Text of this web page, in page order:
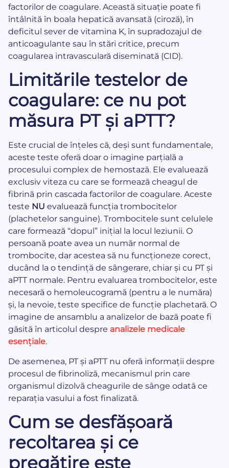
factorilor de coagulare. Această situație poate fi
întâlnită în boala hepatică avansată (ciroză), în
deficitul sever de vitamina K, în supradozajul de
anticoagulante sau în stări critice, precum
coagularea intravasculară diseminată (CID).
Limitările testelor de
coagulare: ce nu pot
măsura PT și aPTT?
Este crucial de înțeles că, deși sunt fundamentale,
aceste teste oferă doar o imagine parțială a
procesului complex de hemostază. Ele evaluează
exclusiv viteza cu care se formează cheagul de
fibrină prin cascada factorilor de coagulare. Aceste
teste NU evaluează funcția trombocitelor
(plachetelor sanguine). Trombocitele sunt celulele
care formează “dopul” inițial la locul leziunii. O
persoană poate avea un număr normal de
trombocite, dar acestea să nu funcționeze corect,
ducând la o tendință de sângerare, chiar și cu PT și
aPTT normale. Pentru evaluarea trombocitelor, este
necesară o hemoleucogramă (pentru a le număra)
și, la nevoie, teste specifice de funcție plachetară. O
imagine de ansamblu a analizelor de bază poate fi
găsită în articolul despre analizele medicale
esențiale.
De asemenea, PT și aPTT nu oferă informații despre
procesul de fibrinoliză, mecanismul prin care
organismul dizolvă cheagurile de sânge odată ce
reparația vasului a fost finalizată.
Cum se desfășoară
recoltarea și ce
pregătire este